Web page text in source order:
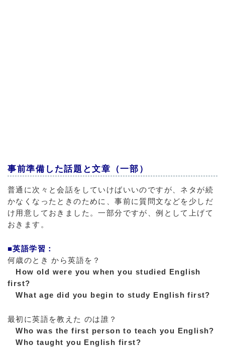
事前準備した話題と文章（一部）
普通に次々と会話をしていけばいいのですが、ネタが続
かなくなったときのために、事前に質問文などを少しだ
け用意しておきました。一部分ですが、例として上げて
おきます。
■英語学習：
何歳のとき から英語を？
How old were you when you studied English
first?
What age did you begin to study English first?
最初に英語を教えた のは誰？
Who was the first person to teach you English?
Who taught you English first?